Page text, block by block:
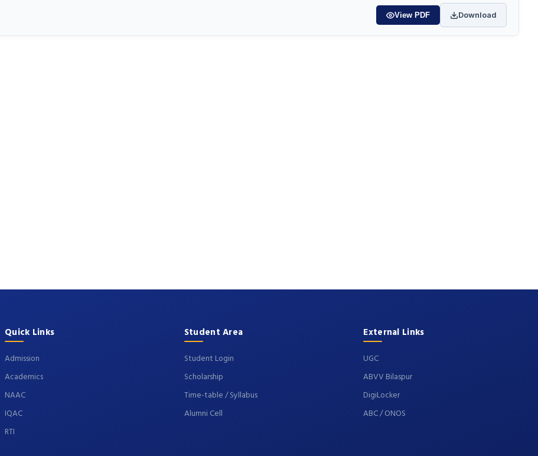
View PDF Download
Quick Links
Admission
Academics
NAAC
IQAC
RTI
Student Area
Student Login
Scholarship
Time-table / Syllabus
Alumni Cell
External Links
UGC
ABVV Bilaspur
DigiLocker
ABC / ONOS